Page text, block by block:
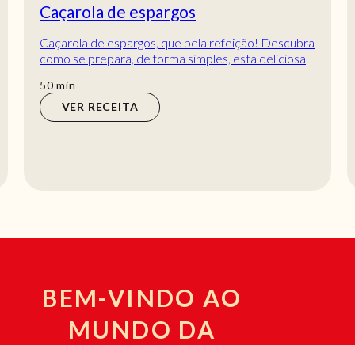
Wraps de ovo mexido e abacate
Receitas rápidas e saborosas! Experimente estes
wraps de ovo mexido e abacate Hoje é dia de
15min
min
VER RECEITA
BEM-VINDO AO
MUNDO DA